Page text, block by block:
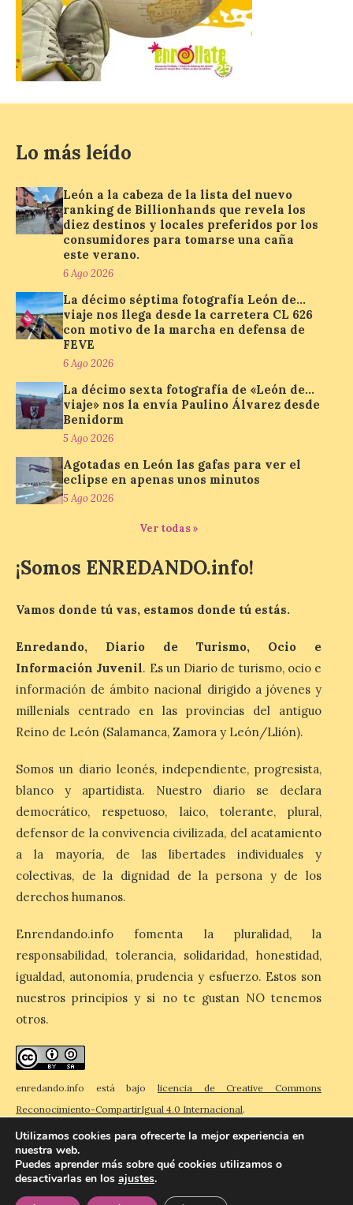
“Mirar un eclipse sin
protección adecuada
puede causar daños
irreversibles en la retina”
6 Ago 2026
provocar pérdida de
visión central, manchas en
alteraciones en la
percepción de formas y colores. El
especialista en Oftalmología del Hospital
San Juan de Dios de León, Dr. Mahave
Ruiz, advierte de […]
La décimo séptima
fotografía León de…viaje
nos llega desde la
carretera CL 626 con
motivo de la marcha en
defensa de FEVE
6 Ago 2026
Nueva edición de León
de…viaje. Una iniciativa
organizado por la sección
juvenil de la Asociación
Conceyu País Llionés y el Diario de
Morán nos envía desde la carretera […]
macroevento, un festival
cultural transformador
que apuesta por el legado.
6 Ago 2026
de 2026, Camarzana de
Tera volverá a convertirse
en punto de encuentro,
con la Villa Romana de
Orpheus. Vivimos un momento en el que la
música en directo mueve grandes
Cabrillanes analizará,
conforme a la legalidad, la
solicitud para la
celebración del Iberia
Eclipse Festival
registrada en el
Ayuntamiento una
solicitud relacionada con
la celebración de este evento. Ante las
informaciones aparecidas en distintos
medios de comunicación sobre la posible
celebración del denominado Iberia
Eclipse Festival en […]
Lo más leído
León a la cabeza de la lista del nuevo
ranking de Billionhands que revela los
diez destinos y locales preferidos por los
consumidores para tomarse una caña
este verano.
6 Ago 2026
La décimo séptima fotografía León de…
viaje nos llega desde la carretera CL 626
con motivo de la marcha en defensa de
FEVE
6 Ago 2026
La décimo sexta fotografía de «León de…
viaje» nos la envía Paulino Álvarez desde
Benidorm
5 Ago 2026
Agotadas en León las gafas para ver el
eclipse en apenas unos minutos
5 Ago 2026
Ver todas »
¡Somos ENREDANDO.info!
Vamos donde tú vas, estamos donde tú estás.
Enredando, Diario de Turismo, Ocio e
Información Juvenil. Es un Diario de turismo, ocio e
información de ámbito nacional dirigido a jóvenes y
millenials centrado en las provincias del antiguo
Reino de León (Salamanca, Zamora y León/Llión).
Somos un diario leonés, independiente, progresista,
blanco y apartidista. Nuestro diario se declara
democrático, respetuoso, laico, tolerante, plural,
defensor de la convivencia civilizada, del acatamiento
a la mayoría, de las libertades individuales y
colectivas, de la dignidad de la persona y de los
derechos humanos.
Enrendando.info fomenta la pluralidad, la
responsabilidad, tolerancia, solidaridad, honestidad,
igualdad, autonomía, prudencia y esfuerzo. Estos son
nuestros principios y si no te gustan NO tenemos
otros.
enredando.info está bajo licencia de Creative Commons
Reconocimiento-CompartirIgual 4.0 Internacional.
© 2026 Enredando Política de privacidad
Utilizamos cookies para ofrecerte la mejor experiencia en
nuestra web.
Puedes aprender más sobre qué cookies utilizamos o
desactivarlas en los ajustes.